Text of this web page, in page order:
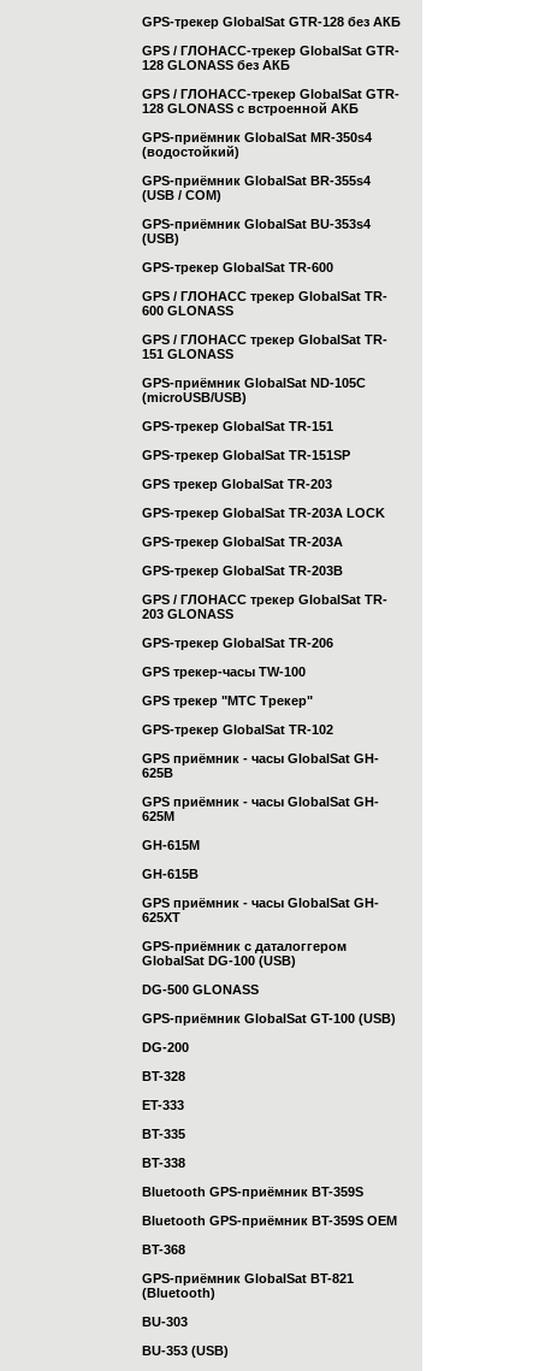
GPS-трекер GlobalSat GTR-128 без АКБ
GPS / ГЛОНАСС-трекер GlobalSat GTR-
128 GLONASS без АКБ
GPS / ГЛОНАСС-трекер GlobalSat GTR-
128 GLONASS с встроенной АКБ
GPS-приёмник GlobalSat MR-350s4
(водостойкий)
GPS-приёмник GlobalSat BR-355s4
(USB / COM)
GPS-приёмник GlobalSat BU-353s4
(USB)
GPS-трекер GlobalSat TR-600
GPS / ГЛОНАСС трекер GlobalSat TR-
600 GLONASS
GPS / ГЛОНАСС трекер GlobalSat TR-
151 GLONASS
GPS-приёмник GlobalSat ND-105C
(microUSB/USB)
GPS-трекер GlobalSat TR-151
GPS-трекер GlobalSat TR-151SP
GPS трекер GlobalSat TR-203
GPS-трекер GlobalSat TR-203А LOCK
GPS-трекер GlobalSat TR-203А
GPS-трекер GlobalSat TR-203B
GPS / ГЛОНАСС трекер GlobalSat TR-
203 GLONASS
GPS-трекер GlobalSat TR-206
GPS трекер-часы TW-100
GPS трекер "МТС Трекер"
GPS-трекер GlobalSat TR-102
GPS приёмник - часы GlobalSat GH-
625B
GPS приёмник - часы GlobalSat GH-
625M
GH-615M
GH-615B
GPS приёмник - часы GlobalSat GH-
625XT
GPS-приёмник с даталоггером
GlobalSat DG-100 (USB)
DG-500 GLONASS
GPS-приёмник GlobalSat GT-100 (USB)
DG-200
BT-328
ET-333
BT-335
BT-338
Bluetooth GPS-приёмник BT-359S
Bluetooth GPS-приёмник BT-359S OEM
BT-368
GPS-приёмник GlobalSat BT-821
(Bluetooth)
BU-303
BU-353 (USB)